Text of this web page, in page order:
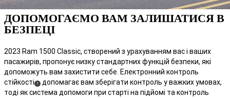
ДОПОМОГАЄМО ВАМ ЗАЛИШАТИСЯ В
БЕЗПЕЦІ
2023 Ram 1500 Classic, створений з урахуванням вас і ваших
пасажирів, пропонує низку стандартних функцій безпеки, які
допоможуть вам захистити себе. Електронний контроль
стійкості (
Disclosure
1 )
допомагає вам зберігати контроль у важких умовах,
тоді як система допомоги при старті на підйомі та контроль